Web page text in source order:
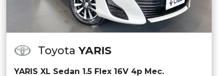
Toyota YARIS
YARIS XL Sedan 1.5 Flex 16V 4p Mec.